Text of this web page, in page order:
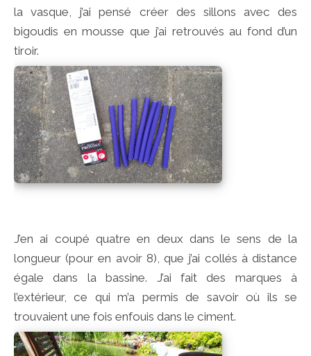
la vasque, j’ai pensé créer des sillons avec des
bigoudis en mousse que j’ai retrouvés au fond d’un
tiroir.
J’en ai coupé quatre en deux dans le sens de la
longueur (pour en avoir 8), que j’ai collés à distance
égale dans la bassine. J’ai fait des marques à
l’extérieur, ce qui m’a permis de savoir où ils se
trouvaient une fois enfouis dans le ciment.